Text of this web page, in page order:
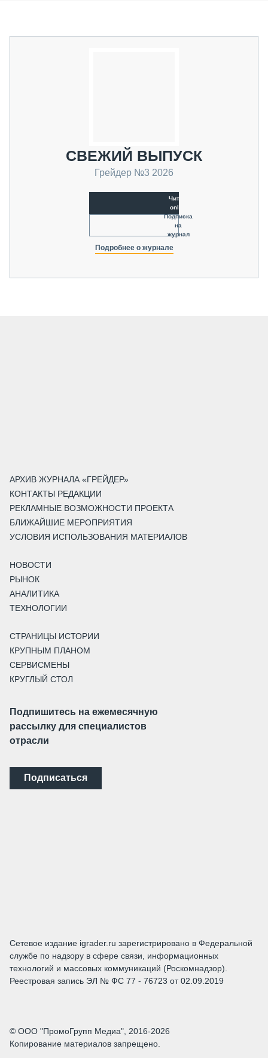
СВЕЖИЙ ВЫПУСК
Грейдер №3 2026
Читать
online
Подписка
на
журнал
Подробнее о журнале
АРХИВ ЖУРНАЛА «ГРЕЙДЕР»
КОНТАКТЫ РЕДАКЦИИ
РЕКЛАМНЫЕ ВОЗМОЖНОСТИ ПРОЕКТА
БЛИЖАЙШИЕ МЕРОПРИЯТИЯ
УСЛОВИЯ ИСПОЛЬЗОВАНИЯ МАТЕРИАЛОВ
НОВОСТИ
РЫНОК
АНАЛИТИКА
ТЕХНОЛОГИИ
СТРАНИЦЫ ИСТОРИИ
КРУПНЫМ ПЛАНОМ
СЕРВИСМЕНЫ
КРУГЛЫЙ СТОЛ
Подпишитесь на ежемесячную
рассылку для специалистов
отрасли
Подписаться
Сетевое издание igrader.ru зарегистрировано в Федеральной
службе по надзору в сфере связи, информационных
технологий и массовых коммуникаций (Роскомнадзор).
Реестровая запись ЭЛ № ФС 77 - 76723 от 02.09.2019
© ООО "ПромоГрупп Медиа", 2016-2026
Копирование материалов запрещено.